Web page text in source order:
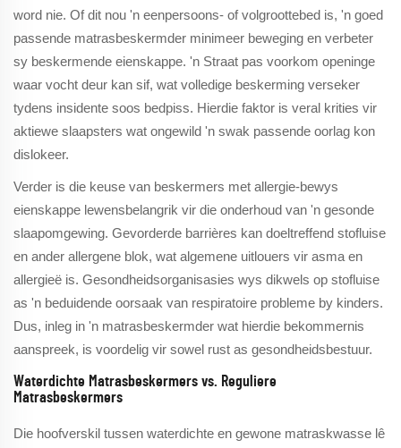
word nie. Of dit nou 'n eenpersoons- of volgroottebed is, 'n goed
passende matrasbeskermder minimeer beweging en verbeter
sy beskermende eienskappe. 'n Straat pas voorkom openinge
waar vocht deur kan sif, wat volledige beskerming verseker
tydens insidente soos bedpiss. Hierdie faktor is veral krities vir
aktiewe slaapsters wat ongewild 'n swak passende oorlag kon
dislokeer.
Verder is die keuse van beskermers met allergie-bewys
eienskappe lewensbelangrik vir die onderhoud van 'n gesonde
slaapomgewing. Gevorderde barrières kan doeltreffend stofluise
en ander allergene blok, wat algemene uitlouers vir asma en
allergieë is. Gesondheidsorganisasies wys dikwels op stofluise
as 'n beduidende oorsaak van respiratoire probleme by kinders.
Dus, inleg in 'n matrasbeskermder wat hierdie bekommernis
aanspreek, is voordelig vir sowel rust as gesondheidsbestuur.
Waterdichte Matrasbeskermers vs. Reguliere
Matrasbeskermers
Die hoofverskil tussen waterdichte en gewone matraskwasse lê